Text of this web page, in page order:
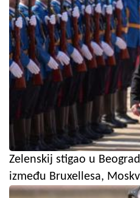
Zelenskij stigao u
između Bruxellesa,